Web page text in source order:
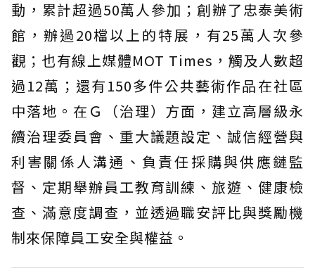
動，累計超過50萬人參加；創辦了忠泰美術
館，辦過20檔以上的特展，有25萬人次參
觀；也有線上媒體MOT Times，觸及人數超
過12萬；還有150多件公共藝術作品在社區
中落地。在Ｇ（治理）方面，建立高層級永
續治理委員會、重大議題設定、誠信經營與
利害關係人溝通、負責任採購與供應鏈監
督、定期舉辦員工教育訓練、旅遊、健康檢
查、滿意度調查，並透過職安評比與獎勵機
制來保障員工安全與權益。